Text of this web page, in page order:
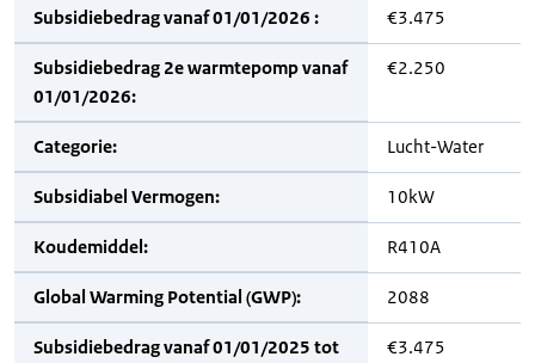
Subsidiebedrag vanaf 01/01/2026 : €3.475
Subsidiebedrag 2e warmtepomp vanaf
01/01/2026:
€2.250
Categorie: Lucht-Water
Subsidiabel Vermogen: 10kW
Koudemiddel: R410A
Global Warming Potential (GWP): 2088
Subsidiebedrag vanaf 01/01/2025 tot
€3.475